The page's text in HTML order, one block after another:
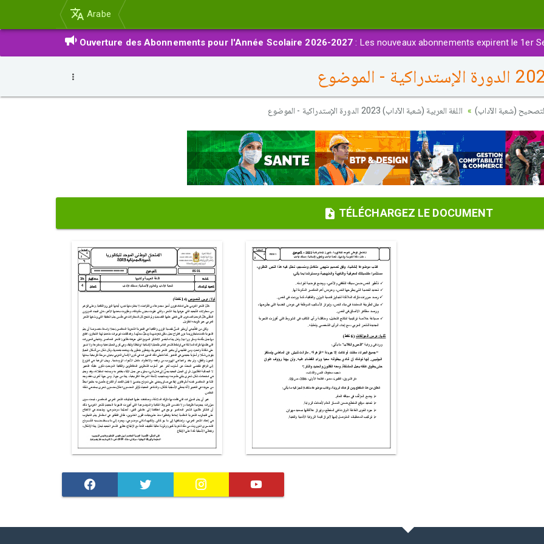
Arabe
Ouverture des Abonnements pour l'Année Scolaire 2026-2027 : Les nouveaux abonnements expirent le 1er
(شعبة الآداب) اللغة العربية (شعبة الآداب) 2023 الدورة الإستدراكية - الموضوع
TÉLÉCHARGEZ LE DOCUMENT